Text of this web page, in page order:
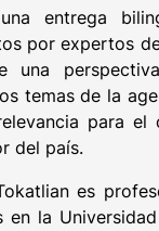
entrega
por expertos
una
temas de la
para el
del país.
es
en la